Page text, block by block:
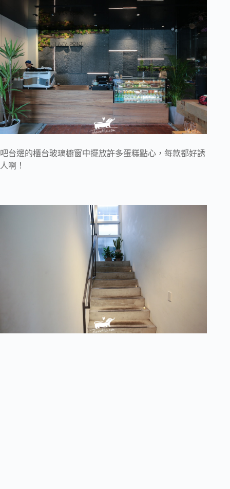
吧台邊的櫃台玻璃櫥窗中擺放許多蛋糕點心，每款都好誘
人啊！